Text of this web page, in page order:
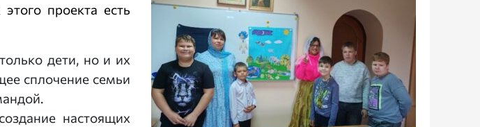
проекта есть
дети, но и их
сплочение семьи
настоящих